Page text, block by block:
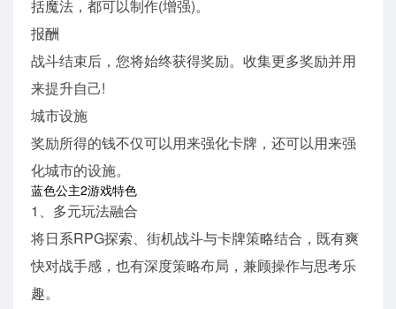
括魔法，都可以制作(增强)。
报酬
战斗结束后，您将始终获得奖励。收集更多奖励并用
来提升自己!
城市设施
奖励所得的钱不仅可以用来强化卡牌，还可以用来强
化城市的设施。
蓝色公主2游戏特色
1、多元玩法融合
将日系RPG探索、街机战斗与卡牌策略结合，既有爽
快对战手感，也有深度策略布局，兼顾操作与思考乐
趣。